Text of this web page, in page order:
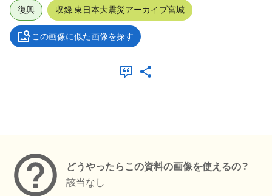
復興 収録:東日本大震災アーカイブ宮城
この画像に似た画像を探す
どうやったらこの資料の画像を使えるの？
該当なし